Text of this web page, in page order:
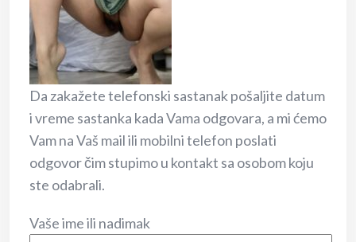
Da zakažete telefonski sastanak pošaljite datum
i vreme sastanka kada Vama odgovara, a mi ćemo
Vam na Vaš mail ili mobilni telefon poslati
odgovor čim stupimo u kontakt sa osobom koju
ste odabrali.
Vaše ime ili nadimak